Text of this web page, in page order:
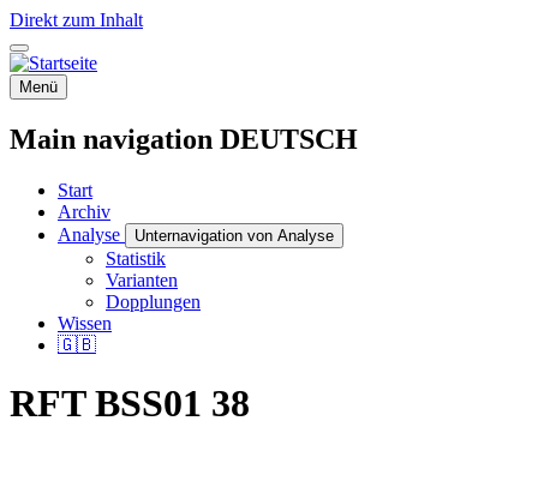
Direkt zum Inhalt
Menü
Main navigation DEUTSCH
Start
Archiv
Analyse
Unternavigation von Analyse
Statistik
Varianten
Dopplungen
Wissen
🇬🇧
RFT BSS01 38